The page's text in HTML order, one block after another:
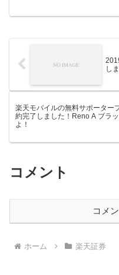
し
楽天モバイルの無料サポーター
約完了しました！Reno A ブラ
よ！
コメント
コメ
ホーム 楽天証券